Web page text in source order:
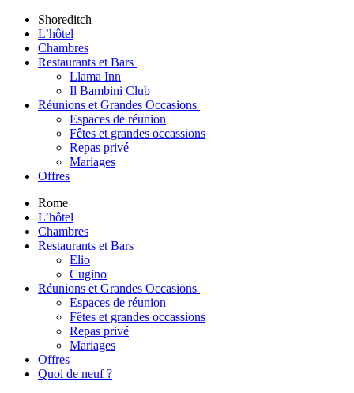
Shoreditch
L’hôtel
Chambres
Restaurants et Bars
Llama Inn
Il Bambini Club
Réunions et Grandes Occasions
Espaces de réunion
Fêtes et grandes occassions
Repas privé
Mariages
Offres
Rome
L’hôtel
Chambres
Restaurants et Bars
Elio
Cugino
Réunions et Grandes Occasions
Espaces de réunion
Fêtes et grandes occassions
Repas privé
Mariages
Offres
Quoi de neuf ?